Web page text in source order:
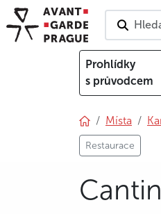
Prohlídky
s průvodcem
Místa
Restaurace